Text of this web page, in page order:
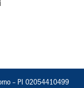
– PI 02054410499